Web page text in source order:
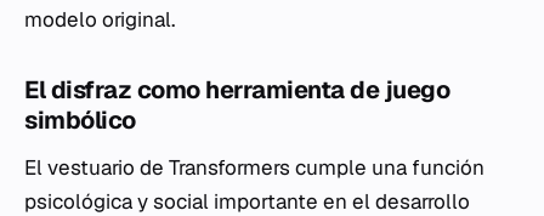
modelo original.
El disfraz como herramienta de juego
simbólico
El vestuario de Transformers cumple una función
psicológica y social importante en el desarrollo